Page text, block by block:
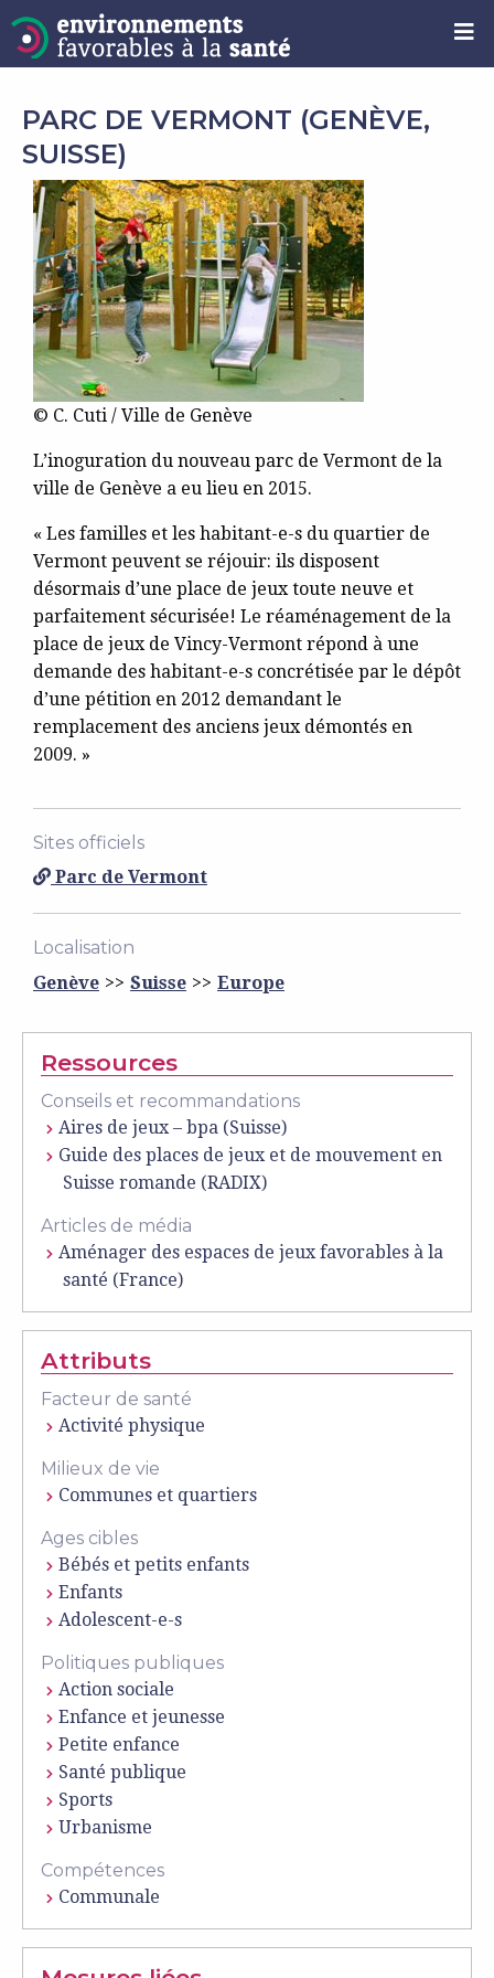
PARC DE VERMONT (GENÈVE,
SUISSE)
© C. Cuti / Ville de Genève
L’inoguration du nouveau parc de Vermont de la
ville de Genève a eu lieu en 2015.
« Les familles et les habitant-e-s du quartier de
Vermont peuvent se réjouir: ils disposent
désormais d’une place de jeux toute neuve et
parfaitement sécurisée! Le réaménagement de la
place de jeux de Vincy-Vermont répond à une
demande des habitant-e-s concrétisée par le dépôt
d’une pétition en 2012 demandant le
remplacement des anciens jeux démontés en
2009. »
Sites officiels
Parc de Vermont
Localisation
Genève
Suisse Europe
Ressources
Conseils et recommandations
Aires de jeux – bpa (Suisse)
Guide des places de jeux et de mouvement en
Suisse romande (RADIX)
Articles de média
Aménager des espaces de jeux favorables à la
santé (France)
Attributs
Facteur de santé
Activité physique
Milieux de vie
Communes et quartiers
Ages cibles
Bébés et petits enfants
Enfants
Adolescent-e-s
Politiques publiques
Action sociale
Enfance et jeunesse
Petite enfance
Santé publique
Sports
Urbanisme
Compétences
Communale